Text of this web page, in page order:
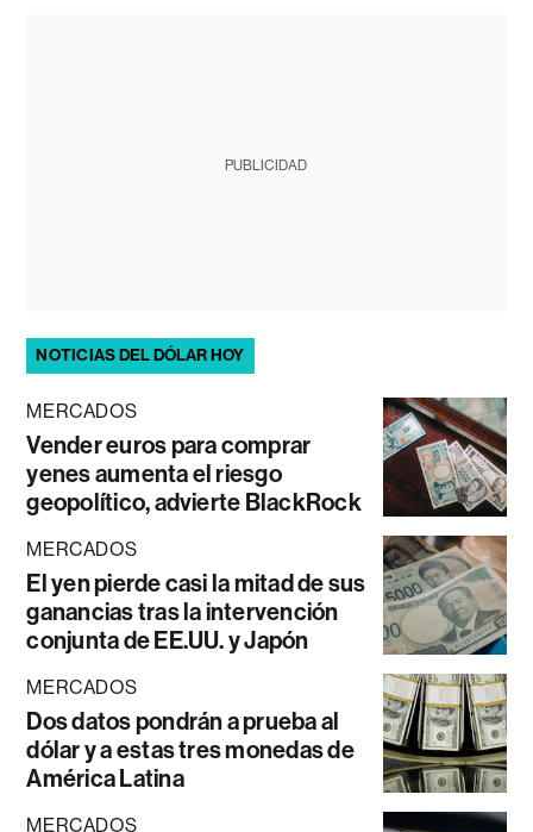
PUBLICIDAD
NOTICIAS DEL DÓLAR HOY
MERCADOS
Vender euros para comprar
yenes aumenta el riesgo
geopolítico, advierte BlackRock
MERCADOS
El yen pierde casi la mitad de sus
ganancias tras la intervención
conjunta de EE.UU. y Japón
MERCADOS
Dos datos pondrán a prueba al
dólar y a estas tres monedas de
América Latina
MERCADOS